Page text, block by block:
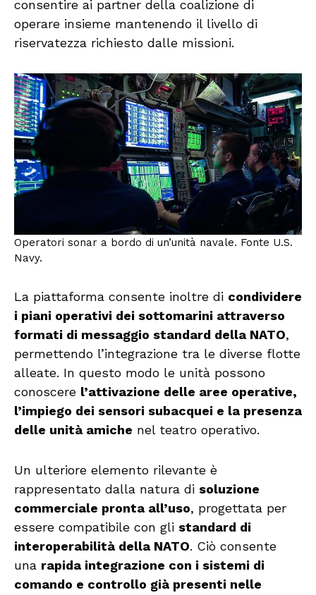
consentire ai partner della coalizione di
operare insieme mantenendo il livello di
riservatezza richiesto dalle missioni.
Operatori sonar a bordo di un’unità navale. Fonte U.S.
Navy.
La piattaforma consente inoltre di condividere
i piani operativi dei sottomarini attraverso
formati di messaggio standard della NATO,
permettendo l’integrazione tra le diverse flotte
alleate. In questo modo le unità possono
conoscere l’attivazione delle aree operative,
l’impiego dei sensori subacquei e la presenza
delle unità amiche nel teatro operativo.
Un ulteriore elemento rilevante è
rappresentato dalla natura di soluzione
commerciale pronta all’uso, progettata per
essere compatibile con gli standard di
interoperabilità della NATO. Ciò consente
una rapida integrazione con i sistemi di
comando e controllo già presenti nelle